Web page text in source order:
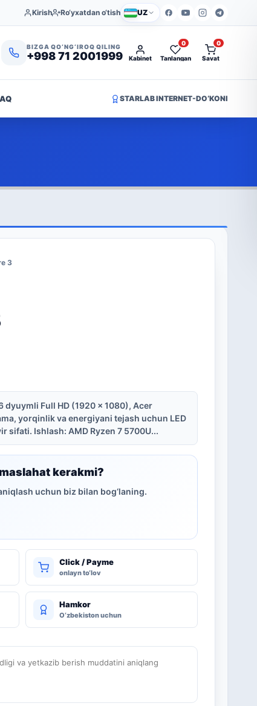
Kirish Ro‘yxatdan o‘tish UZ
BIZGA QO‘NG‘IROQ QILING
+998 71 2001999 Kabinet Tanlangan
0
Savat
0
STARLAB INTERNET-DO‘KONI
3
dyuymli Full HD (1920 x 1080), Acer
yorqinlik va energiyani tejash uchun LED
sifati. Ishlash: AMD Ryzen 7 5700U...
kerakmi?
uchun biz bilan bog‘laning.
Click / Payme
onlayn to‘lov
Hamkor
O‘zbekiston uchun
va yetkazib berish muddatini aniqlang